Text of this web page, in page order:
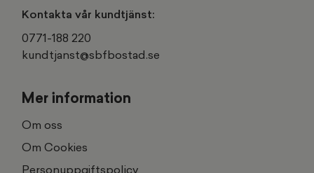
Kontakta vår kundtjänst:
0771-188 220
kundtjanst@sbfbostad.se
Mer information
Om oss
Om Cookies
Personuppgiftspolicy